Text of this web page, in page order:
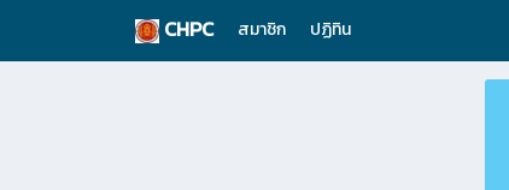
CHPC สมาชิก ปฏิทิน